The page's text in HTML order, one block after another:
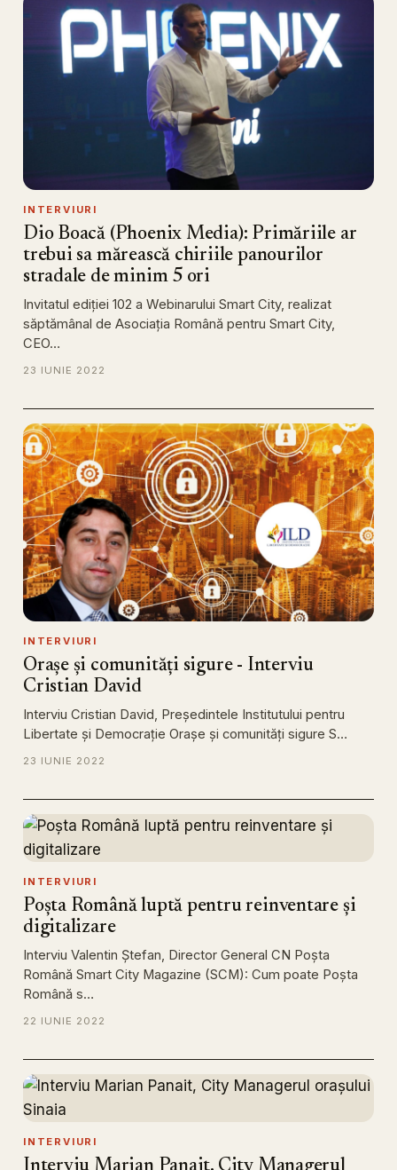
INTERVIURI
Dio Boacă (Phoenix Media): Primăriile ar
trebui sa mărească chiriile panourilor
stradale de minim 5 ori
Invitatul ediției 102 a Webinarului Smart City, realizat
săptămânal de Asociația Română pentru Smart City,
CEO…
23 IUNIE 2022
INTERVIURI
Orașe și comunități sigure - Interviu
Cristian David
Interviu Cristian David, Președintele Institutului pentru
Libertate și Democrație Orașe și comunități sigure S…
23 IUNIE 2022
INTERVIURI
Poșta Română luptă pentru reinventare și
digitalizare
Interviu Valentin Ștefan, Director General CN Poșta
Română Smart City Magazine (SCM): Cum poate Poșta
Română s…
22 IUNIE 2022
INTERVIURI